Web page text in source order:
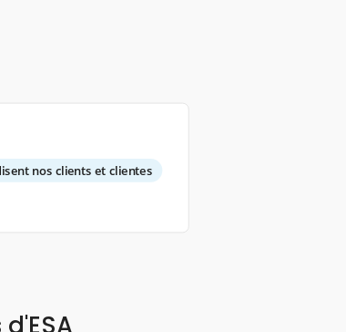
nos clients et clientes